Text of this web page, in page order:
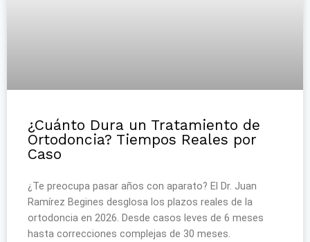
¿Cuánto Dura un Tratamiento de
Ortodoncia? Tiempos Reales por
Caso
¿Te preocupa pasar años con aparato? El Dr. Juan
Ramírez Begines desglosa los plazos reales de la
ortodoncia en 2026. Desde casos leves de 6 meses
hasta correcciones complejas de 30 meses.